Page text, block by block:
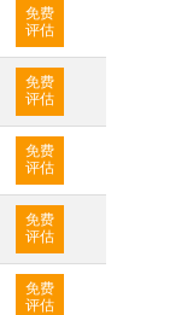
免费
评估
免费
评估
免费
评估
免费
评估
免费
评估